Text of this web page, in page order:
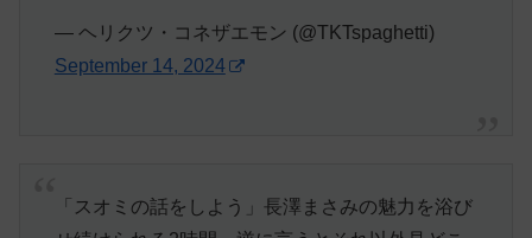
— ヘリクツ・コネザエモン (@TKTspaghetti)
September 14, 2024
「スオミの話をしよう」長澤まさみの魅力を浴び